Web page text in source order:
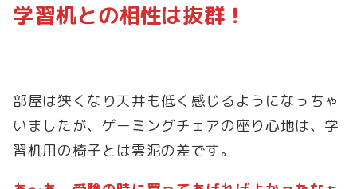
学習机との相性は抜群！
部屋は狭くなり天井も低く感じるようになっちゃ
いましたが、ゲーミングチェアの座り心地は、学
習机用の椅子とは雲泥の差です。